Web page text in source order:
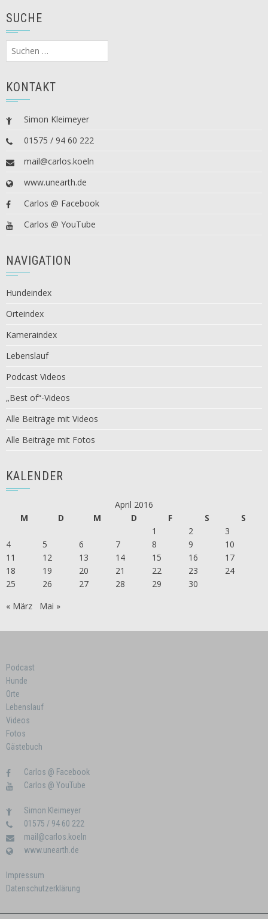
SUCHE
Suchen
nach:
KONTAKT
Simon Kleimeyer
01575 / 94 60 222
mail@carlos.koeln
www.unearth.de
Carlos @ Facebook
Carlos @ YouTube
NAVIGATION
Hundeindex
Orteindex
Kameraindex
Lebenslauf
Podcast Videos
„Best of“-Videos
Alle Beiträge mit Videos
Alle Beiträge mit Fotos
KALENDER
April 2016
M
D M D F S
S
1
2
3
4
5 6 7 8 9
10
11
12 13 14 15 16
17
18
19 20 21 22 23
24
25
26 27 28 29
30
« März
Mai »
Podcast
Hunde
Orte
Lebenslauf
Videos
Fotos
Gästebuch
Carlos @ Facebook
Carlos @ YouTube
Simon Kleimeyer
01575 / 94 60 222
mail@carlos.koeln
www.unearth.de
Impressum
Datenschutzerklärung